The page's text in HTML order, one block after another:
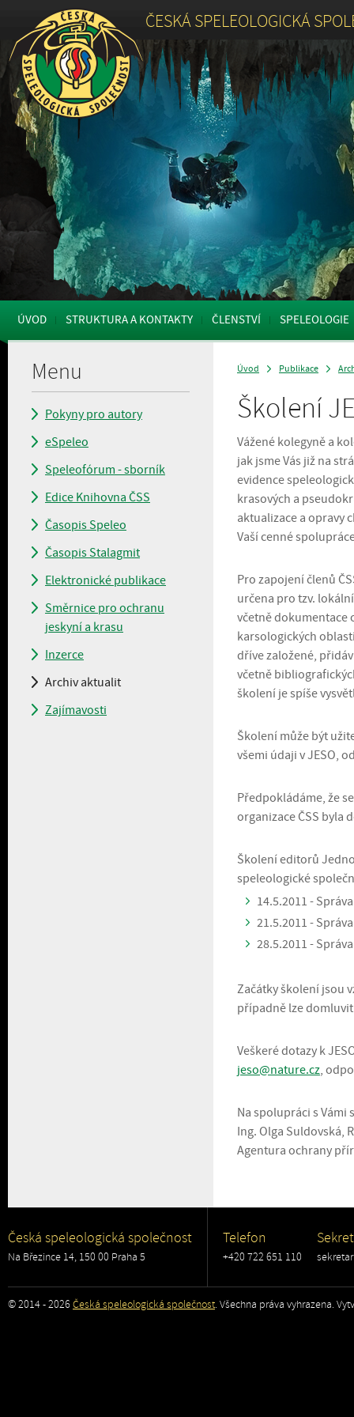
ČESKÁ SPELEOLOGICKÁ
ÚVOD STRUKTURA A KONTAKTY ČLENSTVÍ SPELEOLOGIE
Menu
Pokyny pro autory
eSpeleo
Speleofórum - sborník
Edice Knihovna ČSS
Časopis Speleo
Časopis Stalagmit
Elektronické publikace
Směrnice pro ochranu
jeskyní a krasu
Inzerce
Archiv aktualit
Zajímavosti
Úvod Publikace
Školení
Vážené kolegyně a
jak jsme Vás již na
evidence
krasových a
aktualizace a opravy
Vaší cenné
Pro zapojení členů
určena pro tzv.
včetně dokumentace
karsologických
dříve založené,
včetně
školení je spíše
Školení může být
všemi údaji v JESO,
Předpokládáme, že
organizace ČSS byla
Školení editorů
speleologické
14.5.2011 -
21.5.2011 -
28.5.2011 -
Začátky školení jsou
případně lze
Veškeré dotazy k
jeso@nature.cz,
Na spolupráci s Vámi
Ing. Olga Suldovská,
Agentura ochrany
Česká speleologická společnost
Na Březince 14, 150 00 Praha 5
Telefon
+420 722 651 110
© 2014 - 2026 Česká speleologická společnost. Všechna práva vyhrazena.